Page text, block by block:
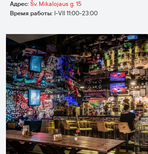
Адрес: Šv. Mikalojaus g. 15
Время работы: I-VII 11:00-23:00